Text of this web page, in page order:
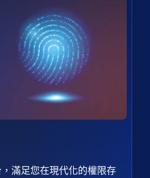
滿足您在現代化的權限存